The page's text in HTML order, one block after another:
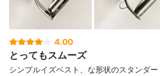
4.00
とってもスムーズ
シンプルイズベスト、な形状のスタンダ